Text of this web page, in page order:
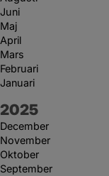
Juni
Maj
April
Mars
Februari
Januari
År:
2025
December
November
Oktober
September